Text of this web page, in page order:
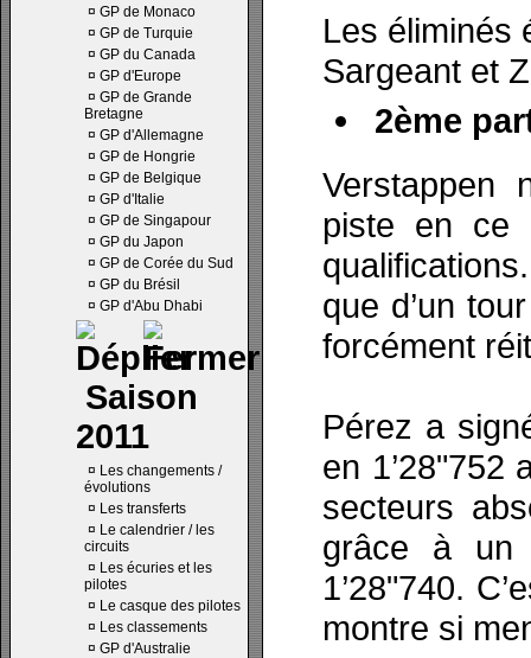
¤ GP de Monaco
¤ GP de Turquie
¤ GP du Canada
¤ GP d'Europe
¤ GP de Grande
Bretagne
¤ GP d'Allemagne
¤ GP de Hongrie
¤ GP de Belgique
¤ GP d'Italie
¤ GP de Singapour
¤ GP du Japon
¤ GP de Corée du Sud
¤ GP du Brésil
¤ GP d'Abu Dhabi
Saison
2011
¤ Les changements /
évolutions
¤ Les transferts
¤ Le calendrier / les
circuits
¤ Les écuries et les
pilotes
¤ Le casque des pilotes
¤ Les classements
¤ GP d'Australie
Les éliminés
Sargeant et
2ème
Verstappen
piste en ce
que d’un
forcément
Pérez a
en 1’28"752
secteurs
grâce à un
1’28"740.
montre si